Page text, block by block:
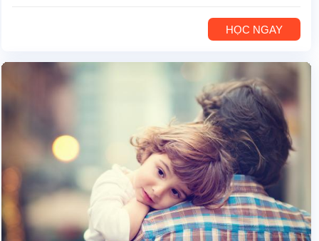
HỌC NGAY